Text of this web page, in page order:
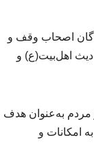
اصحاب وقف و
اهل‌بیت(ع) و
از مردم به‌عنوان هدف
امکانات و